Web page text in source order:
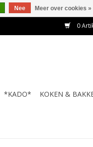
0
*KADO* KOKEN &
Nee Meer over cookies »